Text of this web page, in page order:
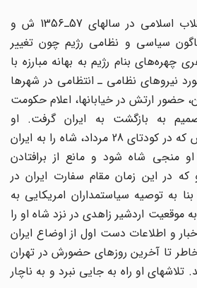
هم‌زمان با اوج‌گیری انقلاب اسلامی در سالهای 57ـ1356 ش و
سیاسی و نظامی رژیم چون تغییر
بنام رژیم به بهانه مبارزه با
نیرو‌های نظامی ـ انتظامی در شهر‌ها
حضور ارتش در خیابانها، اعلام حکومت
به بازگشت به ایران گرفت. او
می‌خواست همانند پدرش که در کودتای 28 مرداد، شاه را به ایران
او منجی شاه شود و مانع از برافتادن
در این زمان مقام سفارت ایران در
به توصیه سیاستمداران امریکایی به
موقعیت اردشیر زاهدی در نزد شاه او را
و اطلاعات دست اول از اوضاع ایران
تا آخرین روزهای حضورش در تهران
او راه به جایی نبرد و به ناچار